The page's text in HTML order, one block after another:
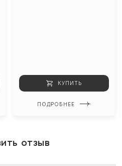
КУПИТЬ
ПОДРОБНЕЕ
отзыв